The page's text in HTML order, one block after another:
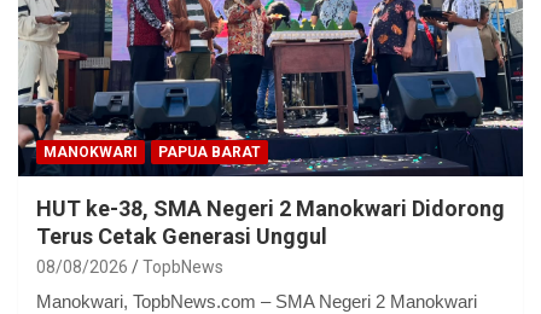
MANOKWARI PAPUA BARAT
HUT ke-38, SMA Negeri 2 Manokwari Didorong
Terus Cetak Generasi Unggul
08/08/2026 TopbNews
Manokwari, TopbNews.com – SMA Negeri 2 Manokwari